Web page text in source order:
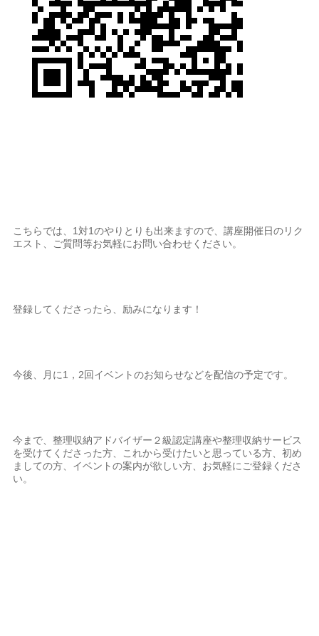
こちらでは、1対1のやりとりも出来ますので、講座開催日のリク
エスト、ご質問等お気軽にお問い合わせください。
登録してくださったら、励みになります！
今後、月に1，2回イベントのお知らせなどを配信の予定です。
今まで、整理収納アドバイザー２級認定講座や整理収納サービス
を受けてくださった方、これから受けたいと思っている方、初め
ましての方、イベントの案内が欲しい方、お気軽にご登録くださ
い。